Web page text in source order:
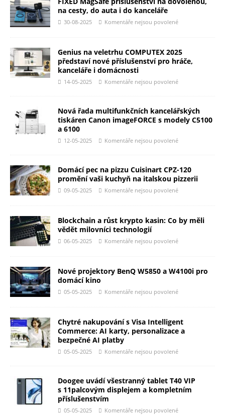
na cesty, do auta i do kanceláře
30-08-2025 Komentáře nejsou povolené
Genius na veletrhu COMPUTEX 2025
představí nové příslušenství pro hráče,
kanceláře i domácnosti
14-05-2025 Komentáře nejsou povolené
Nová řada multifunkčních kancelářských
tiskáren Canon imageFORCE s modely C5100
a 6100
12-05-2025 Komentáře nejsou povolené
Domácí pec na pizzu Cuisinart CPZ-120
promění vaši kuchyň na italskou pizzerii
09-05-2025 Komentáře nejsou povolené
Blockchain a růst krypto kasin: Co by měli
vědět milovníci technologií
06-05-2025 Komentáře nejsou povolené
Nové projektory BenQ W5850 a W4100i pro
domácí kino
05-05-2025 Komentáře nejsou povolené
Chytré nakupování s Visa Intelligent
Commerce: AI karty, personalizace a
bezpečné AI platby
05-05-2025 Komentáře nejsou povolené
Doogee uvádí všestranný tablet T40 VIP
s 11palcovým displejem a kompletním
příslušenstvím
05-05-2025 Komentáře nejsou povolené